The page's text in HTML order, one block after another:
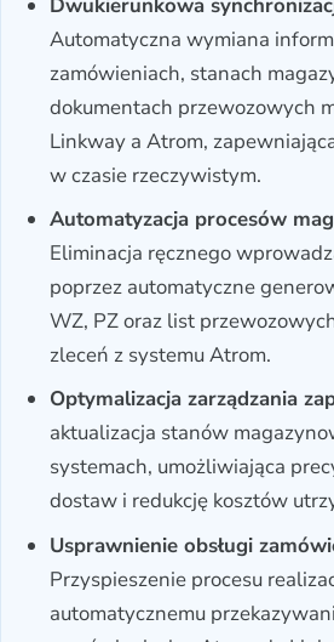
Automatyczna wymiana
zamówieniach, stanach
dokumentach przewozowych
Linkway a Atrom,
w czasie rzeczywistym.
Automatyzacja procesów
Eliminacja ręcznego
poprzez automatyczne
WZ, PZ oraz list
zleceń z systemu Atrom.
Optymalizacja zarządzania
aktualizacja stanów
systemach, umożliwiająca
dostaw i redukcję kosztów
Usprawnienie obsługi
Przyspieszenie procesu
automatycznemu